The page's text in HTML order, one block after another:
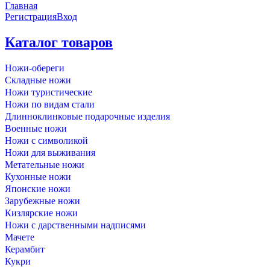
Главная
РегистрацияВход
Каталог товаров
Ножи-обереги
Складные ножи
Ножи туристические
Ножи по видам стали
Длинноклинковые подарочные изделия
Военные ножи
Ножи с символикой
Ножи для выживания
Метательные ножи
Кухонные ножи
Японские ножи
Зарубежные ножи
Кизлярские ножи
Ножи с дарственными надписями
Мачете
Керамбит
Кукри